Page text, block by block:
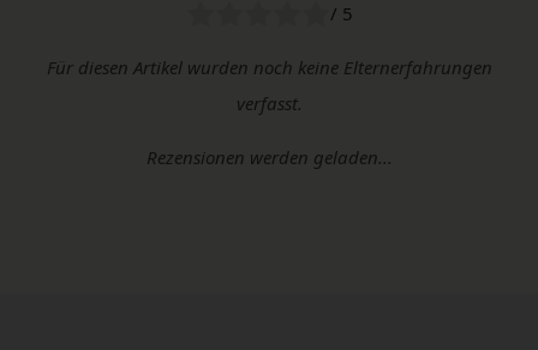
/ 5
Für diesen Artikel wurden noch keine Elternerfahrungen
verfasst.
Rezensionen werden geladen...